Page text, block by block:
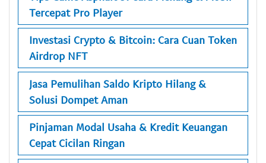
Tercepat Pro Player
Investasi Crypto & Bitcoin: Cara Cuan Token
Airdrop NFT
Jasa Pemulihan Saldo Kripto Hilang &
Solusi Dompet Aman
Pinjaman Modal Usaha & Kredit Keuangan
Cepat Cicilan Ringan